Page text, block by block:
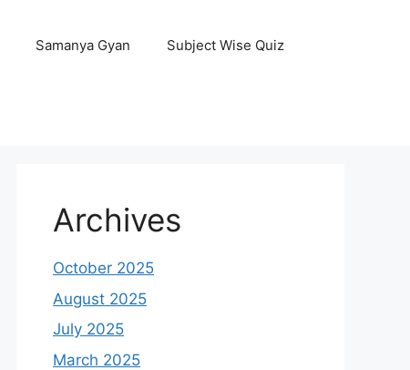
Samanya Gyan Subject Wise Quiz
Archives
October 2025
August 2025
July 2025
March 2025